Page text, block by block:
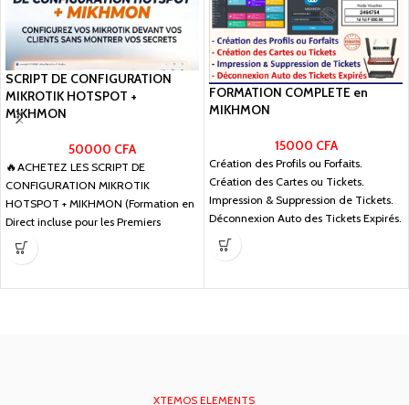
SCRIPT DE CONFIGURATION
MIKROTIK HOTSPOT +
MIKHMON
50000 CFA
🔥ACHETEZ LES SCRIPT DE
CONFIGURATION MIKROTIK
HOTSPOT + MIKHMON (Formation en
Direct incluse pour les Premiers
Acheteurs !_) 🚨 TARIF
FORMATION COMPLETE en
MIKHMON
15000 CFA
Création des Profils ou Forfaits.
Création des Cartes ou Tickets.
Impression & Suppression de Tickets.
Déconnexion Auto des Tickets Expirés.
XTEMOS ELEMENTS